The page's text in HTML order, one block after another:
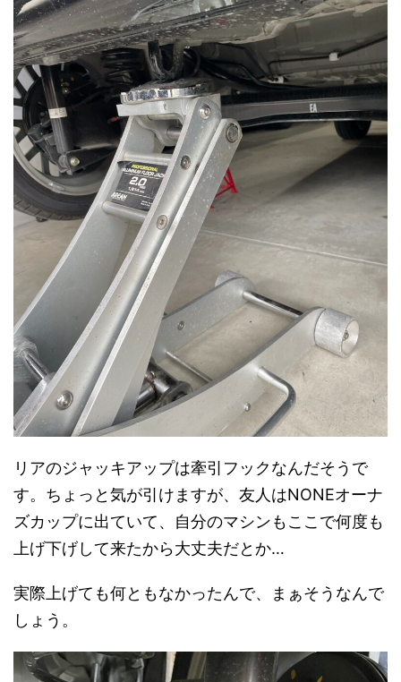
リアのジャッキアップは牽引フックなんだそうで
す。ちょっと気が引けますが、友人はNONEオーナ
ズカップに出ていて、自分のマシンもここで何度も
上げ下げして来たから大丈夫だとか…
実際上げても何ともなかったんで、まぁそうなんで
しょう。